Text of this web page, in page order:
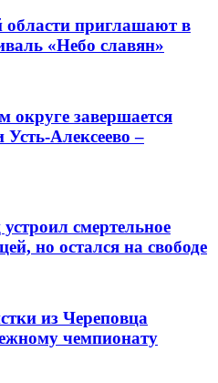
области приглашают в
«Небо славян»
округе завершается
Усть-Алексеево –
смертельное
но остался на свободе
из Череповца
чемпионату